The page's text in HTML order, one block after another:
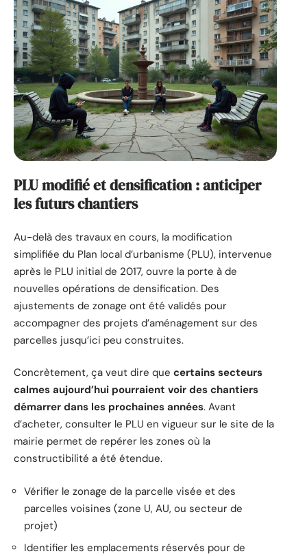
PLU modifié et densification : anticiper
les futurs chantiers
Au-delà des travaux en cours, la modification
simplifiée du Plan local d’urbanisme (PLU), intervenue
après le PLU initial de 2017, ouvre la porte à de
nouvelles opérations de densification. Des
ajustements de zonage ont été validés pour
accompagner des projets d’aménagement sur des
parcelles jusqu’ici peu construites.
Concrètement, ça veut dire que certains secteurs
calmes aujourd’hui pourraient voir des chantiers
démarrer dans les prochaines années. Avant
d’acheter, consulter le PLU en vigueur sur le site de la
mairie permet de repérer les zones où la
constructibilité a été étendue.
Vérifier le zonage de la parcelle visée et des
parcelles voisines (zone U, AU, ou secteur de
projet)
Identifier les emplacements réservés pour de